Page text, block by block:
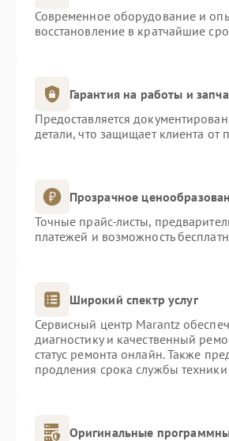
Современное оборудование и
восстановление в кратчайшие
Гарантия на работы и
Предоставляется
детали, что защищает клиента от
Прозрачное
Точные прайс-листы,
платежей и возможность
Широкий спектр услуг
Сервисный центр Marantz
диагностику и качественный
статус ремонта онлайн. Также
продления срока службы техники
Оригинальные